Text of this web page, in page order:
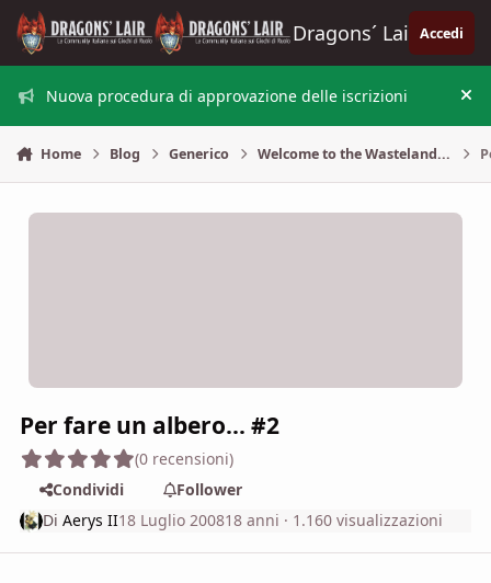
Vai al contenuto
Dragons´ Lair Accedi
Nuova procedura di approvazione delle iscrizioni
Home Blog Generico Welcome to the Wasteland...
Per fare un albero... #2
(0 recensioni)
Condividi
Follower
DiAerys II18 Luglio 200818 anni · 1.160 visualizzazioni